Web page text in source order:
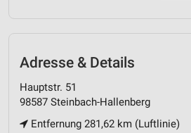
Adresse & Details
Hauptstr. 51
98587 Steinbach-Hallenberg
Entfernung 281,62 km (Luftlinie)